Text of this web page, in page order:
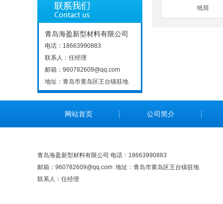
青岛海盈新型材料有限公司
电话：18663990883
联系人：任经理
邮箱：960782609@qq.com
地址：青岛市黄岛区王台镇驻地
纸筒
网站首页 公司简介
青岛海盈新型材料有限公司 电话：18663990883
邮箱：960782609@qq.com 地址：青岛市黄岛区王台镇驻地
联系人：任经理